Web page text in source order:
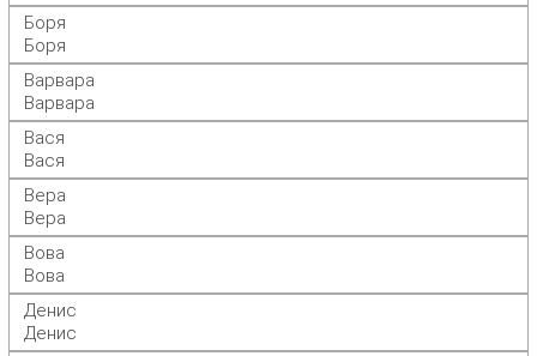
Боря
Боря
Варвара
Варвара
Вася
Вася
Вера
Вера
Вова
Вова
Денис
Денис